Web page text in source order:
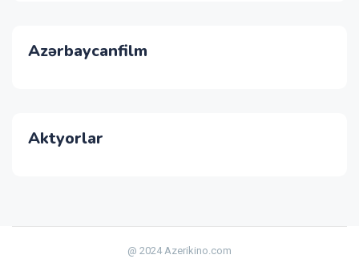
Azərbaycanfilm
Aktyorlar
@ 2024 Azerikino.com